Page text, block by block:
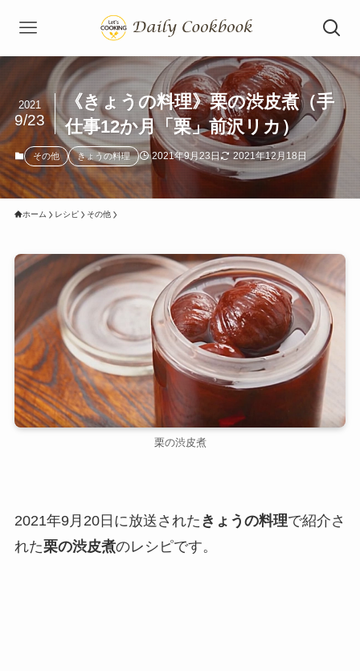
《きょうの料理》栗の渋皮煮（手
仕事12か月「栗」前沢リカ）
2021
9/23
その他 きょうの料理 2021年9月23日 2021年12月18日
ホーム レシピ その他
栗の渋皮煮
2021年9月20日に放送された きょうの料理で紹介さ
れた栗の渋皮煮のレシピです。